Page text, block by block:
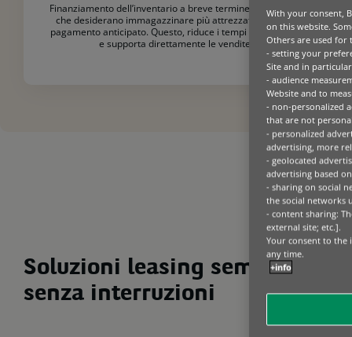
Finanziamento dell’inventario a breve termine per i dealer
che desiderano immagazzinare più attrezzature, senza
pagamento anticipato. Questo, riduce i tempi di consegna
e supporta direttamente le vendite.
Soluzioni leasing semplici e
senza interruzioni
With your consent,
on this website.
Others are used for
- setting your
Site and in
- audience
Website and to
- non-personalized
that are not
- personalized
advertising, more
- geolocated
advertising based
- sharing on social
the social networks
- content sharing:
external site; etc.].
Your consent to the
any time.
+info